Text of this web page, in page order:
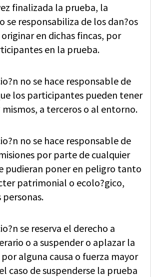
finalizada la prueba, la
se responsabiliza de los dan?os
en dichas fincas, por
en la prueba.
no se hace responsable de
los participantes pueden tener
mismos, a terceros o al entorno.
no se hace responsable de
por parte de cualquier
pudieran poner en peligro tanto
patrimonial o ecolo?gico,
se reserva el derecho a
o a suspender o aplazar la
alguna causa o fuerza mayor
caso de suspenderse la prueba